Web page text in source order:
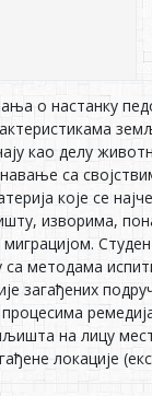
о настанку
као делу
са
које се
изворима,
са методама
загађених
на лицу
локације